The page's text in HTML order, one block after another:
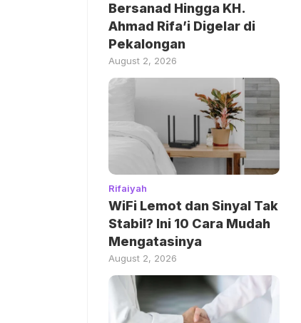
Bersanad Hingga KH.
Ahmad Rifa’i Digelar di
Pekalongan
August 2, 2026
Rifaiyah
WiFi Lemot dan Sinyal Tak
Stabil? Ini 10 Cara Mudah
Mengatasinya
August 2, 2026